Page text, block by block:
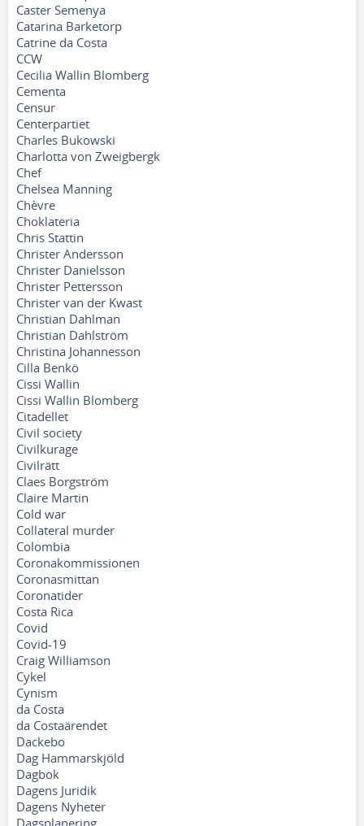
Caster Semenya
Catarina Barketorp
Catrine da Costa
CCW
Cecilia Wallin Blomberg
Cementa
Censur
Centerpartiet
Charles Bukowski
Charlotta von Zweigbergk
Chef
Chelsea Manning
Chèvre
Choklateria
Chris Stattin
Christer Andersson
Christer Danielsson
Christer Pettersson
Christer van der Kwast
Christian Dahlman
Christian Dahlström
Christina Johannesson
Cilla Benkö
Cissi Wallin
Cissi Wallin Blomberg
Citadellet
Civil society
Civilkurage
Civilrätt
Claes Borgström
Claire Martin
Cold war
Collateral murder
Colombia
Coronakommissionen
Coronasmittan
Coronatider
Costa Rica
Covid
Covid-19
Craig Williamson
Cykel
Cynism
da Costa
da Costaärendet
Dackebo
Dag Hammarskjöld
Dagbok
Dagens Juridik
Dagens Nyheter
Dagsplanering